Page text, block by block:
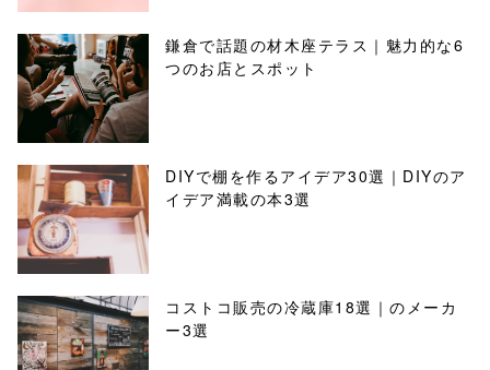
鎌倉で話題の材木座テラス｜魅力的な6
つのお店とスポット
DIYで棚を作るアイデア30選｜DIYのア
イデア満載の本3選
コストコ販売の冷蔵庫18選｜のメーカ
ー3選